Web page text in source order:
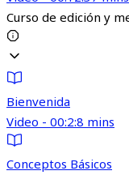
Curso de edición y
Bienvenida
Video - 00:2:8 mins
Conceptos Básicos